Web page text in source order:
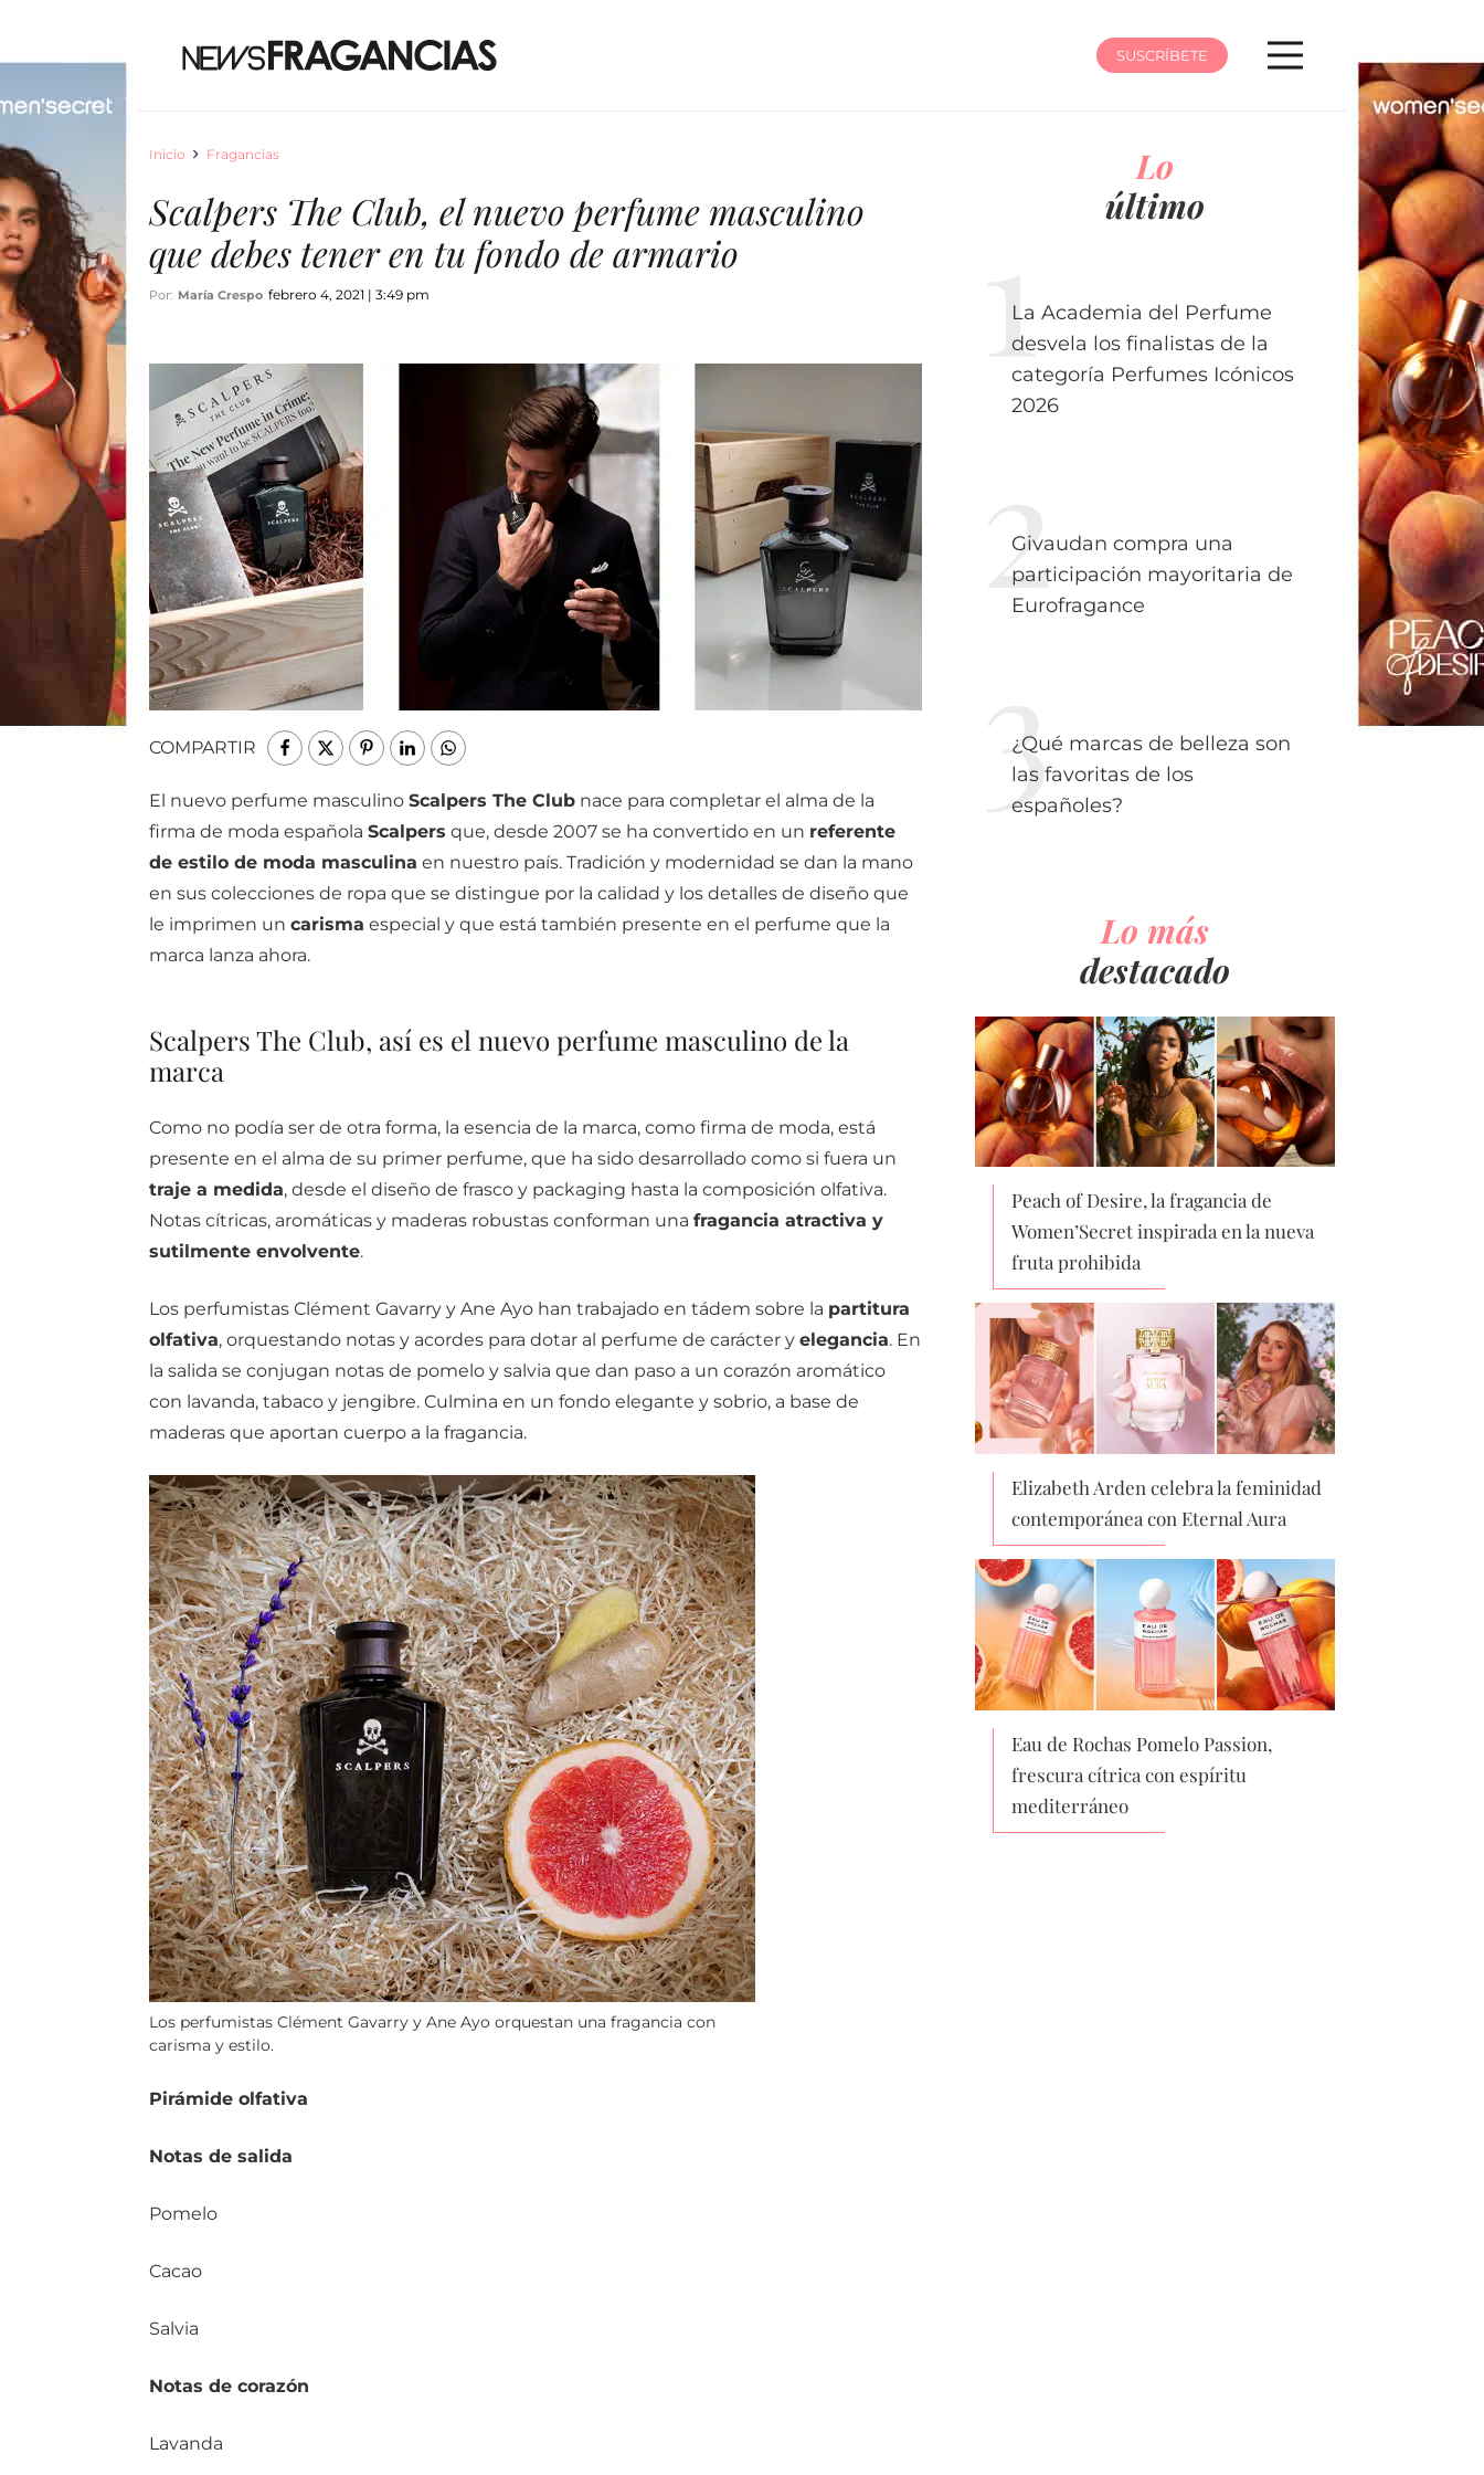
SUSCRÍBETE
Inicio Fragancias
Scalpers The Club, el nuevo perfume masculino
que debes tener en tu fondo de armario
Por: María Crespo febrero 4, 2021 | 3:49 pm
COMPARTIR
El nuevo perfume masculino Scalpers The Clubnace para completar el alma de la
firma de moda española Scalpers que, desde 2007 se ha convertido en un referente
de estilo de moda masculina en nuestro país. Tradición y modernidad se dan la mano
en sus colecciones de ropa que se distingue por la calidad y los detalles de diseño que
le imprimen un carisma especial y que está también presente en el perfume que la
marca lanza ahora.
Scalpers The Club, así es el nuevo perfume masculino de la
marca
Como no podía ser de otra forma, la esencia de la marca, como firma de moda, está
presente en el alma de su primer perfume, que ha sido desarrollado como si fuera un
traje a medida, desde el diseño de frasco y packaging hasta la composición olfativa.
Notas cítricas, aromáticas y maderas robustas conforman una fragancia atractiva y
sutilmente envolvente.
Los perfumistas Clément Gavarry y Ane Ayo han trabajado en tádem sobre la partitura
olfativa, orquestando notas y acordes para dotar al perfume de carácter y elegancia. En
la salida se conjugan notas de pomelo y salvia que dan paso a un corazón aromático
con lavanda, tabaco y jengibre. Culmina en un fondo elegante y sobrio, a base de
maderas que aportan cuerpo a la fragancia.
Los perfumistas Clément Gavarry y Ane Ayo orquestan una fragancia con
carisma y estilo.
Pirámide olfativa
Notas de salida
Pomelo
Cacao
Salvia
Notas de corazón
Lavanda
Lo
último
La Academia del Perfume
desvela los finalistas de la
categoría Perfumes Icónicos
2026
Givaudan compra una
participación mayoritaria de
Eurofragance
¿Qué marcas de belleza son
las favoritas de los
españoles?
Lo más
destacado
Peach of Desire, la fragancia de
Women’Secret inspirada en la nueva
fruta prohibida
Elizabeth Arden celebra la feminidad
contemporánea con Eternal Aura
Eau de Rochas Pomelo Passion,
frescura cítrica con espíritu
mediterráneo